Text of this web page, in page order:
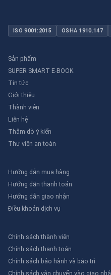
ISO 9001:2015 OSHA 1910.147
Sản phẩm
SUPER SMART E-BOOK
Tin tức
Giới thiệu
Thành viên
Liên hệ
Thăm dò ý kiến
Thư viên an toàn
Hướng dẫn mua hàng
Hướng dẫn thanh toán
Hướng dẫn giao nhận
Điều khoản dịch vụ
Chính sách thành viên
Chính sách thanh toán
Chính sách bảo hành và bảo trì
Chính sách vận chuyển vào giao